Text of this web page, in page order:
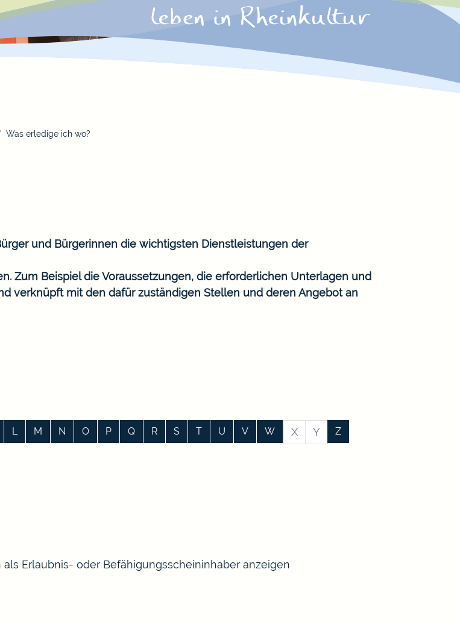
Was erledige ich wo?
und Bürgerinnen die wichtigsten Dienstleistungen der
Zum Beispiel die Voraussetzungen, die erforderlichen Unterlagen und
verknüpft mit den dafür zuständigen Stellen und deren Angebot an
L M N O P Q R S T U V W X Y Z
Erlaubnis- oder Befähigungsscheininhaber anzeigen